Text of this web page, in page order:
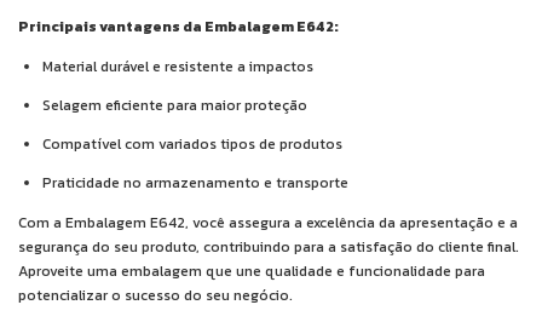
Principais vantagens da Embalagem E642:
Material durável e resistente a impactos
Selagem eficiente para maior proteção
Compatível com variados tipos de produtos
Praticidade no armazenamento e transporte
Com a Embalagem E642, você assegura a excelência da apresentação e a
segurança do seu produto, contribuindo para a satisfação do cliente final.
Aproveite uma embalagem que une qualidade e funcionalidade para
potencializar o sucesso do seu negócio.